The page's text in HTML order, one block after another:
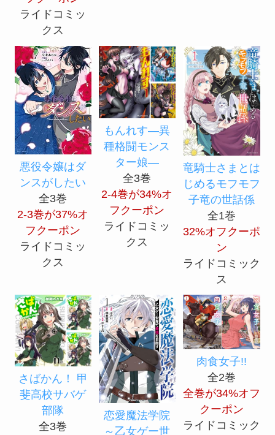
ライドコミッ
クス
悪役令嬢はダ
ンスがしたい
全3巻
2-3巻が37%オ
フクーポン
ライドコミッ
クス
もんれす―異
種格闘モンス
ター娘―
全3巻
2-4巻が34%オ
フクーポン
ライドコミッ
クス
竜騎士さまとは
じめるモフモフ
子竜の世話係
全1巻
32%オフクーポ
ン
ライドコミック
ス
さばかん！ 甲
斐高校サバゲ
部隊
全3巻
恋愛魔法学院
～乙女ゲー世
肉食女子!!
全2巻
全巻が34%オフ
クーポン
ライドコミック